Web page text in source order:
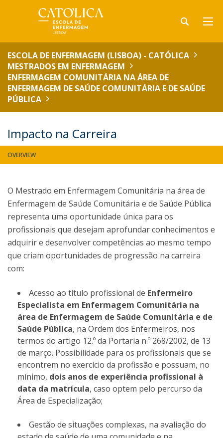
ESCOLA DE ENFERMAGEM (LISBOA) - CATÓLICA
MESTRADOS EM ENFERMAGEM
ENFERMAGEM COMUNITÁRIA NA ÁREA DE
ENFERMAGEM DE SAÚDE COMUNITÁRIA E DE SAÚDE
PÚBLICA
Impacto na Carreira
OVERVIEW
O Mestrado em Enfermagem Comunitária na área de
Enfermagem de Saúde Comunitária e de Saúde Pública
representa uma oportunidade única para os
profissionais que desejam aprofundar conhecimentos e
adquirir e desenvolver competências ao mesmo tempo
que criam oportunidades de progressão na carreira
com:
Acesso ao título profissional de Enfermeiro
Especialista em Enfermagem Comunitária na
área de Enfermagem de Saúde Comunitária e de
Saúde Pública, na Ordem dos Enfermeiros, nos
termos do artigo 12.º da Portaria n.º 268/2002, de 13
de março. Possibilidade para os profissionais que se
encontrem no exercício da profissão e possuam, no
mínimo, dois anos de experiência profissional à
data da matrícula, caso optem pelo percurso da
Área de Especialização;
Gestão de situações complexas, na avaliação do